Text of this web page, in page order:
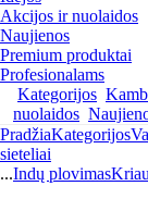
Akcijos ir nuolaidos
Naujienos
Premium produktai
Profesionalams
Kategorijos
nuolaidos
PradžiaKategorijos
sieteliai
...Indų plovimas